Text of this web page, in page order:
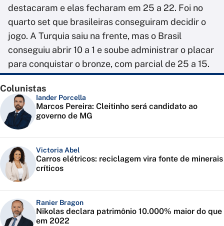
destacaram e elas fecharam em 25 a 22. Foi no
quarto set que brasileiras conseguiram decidir o
jogo. A Turquia saiu na frente, mas o Brasil
conseguiu abrir 10 a 1 e soube administrar o placar
para conquistar o bronze, com parcial de 25 a 15.
Colunistas
Iander Porcella
Marcos Pereira: Cleitinho será candidato ao
governo de MG
Victoria Abel
Carros elétricos: reciclagem vira fonte de minerais
críticos
Ranier Bragon
Nikolas declara patrimônio 10.000% maior do que
em 2022